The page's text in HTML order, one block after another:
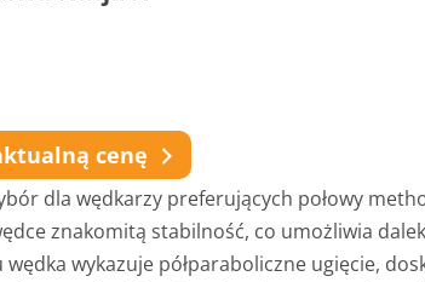
cenę
dla wędkarzy preferujących połowy
znakomitą stabilność, co umożliwia
wędka wykazuje półparaboliczne ugięcie,